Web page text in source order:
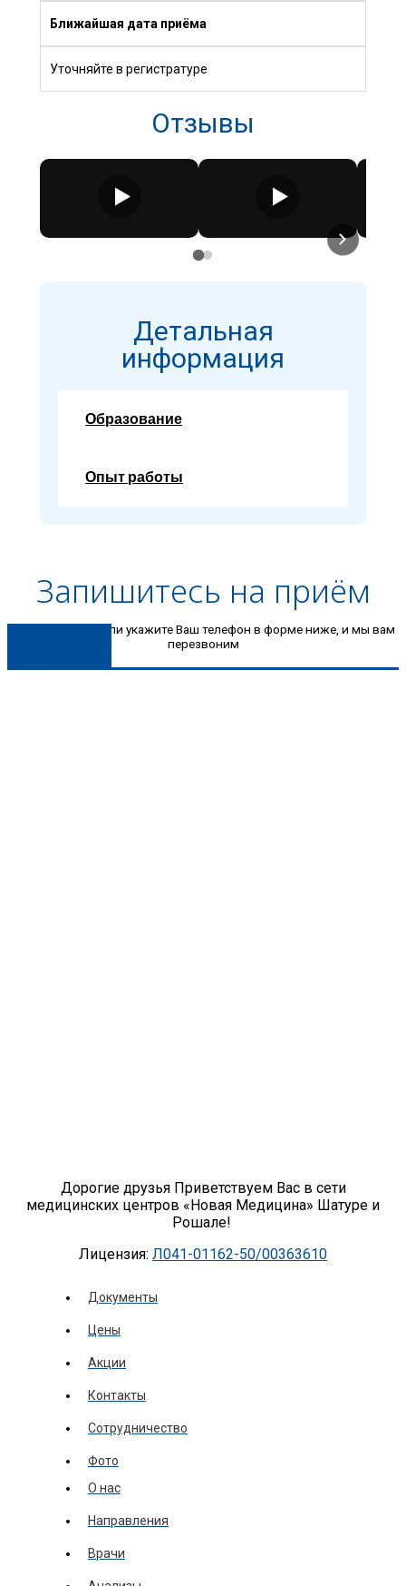
Ближайшая дата приёма
Уточняйте в регистратуре
Отзывы
Детальная
информация
Образование
Опыт работы
Запишитесь на приём
Позвоните нам или укажите Ваш телефон в форме ниже, и мы вам
перезвоним
Дорогие друзья Приветствуем Вас в сети
медицинских центров «Новая Медицина» Шатуре и
Рошале!
Лицензия: Л041-01162-50/00363610
Документы
Цены
Акции
Контакты
Сотрудничество
Фото
О нас
Направления
Врачи